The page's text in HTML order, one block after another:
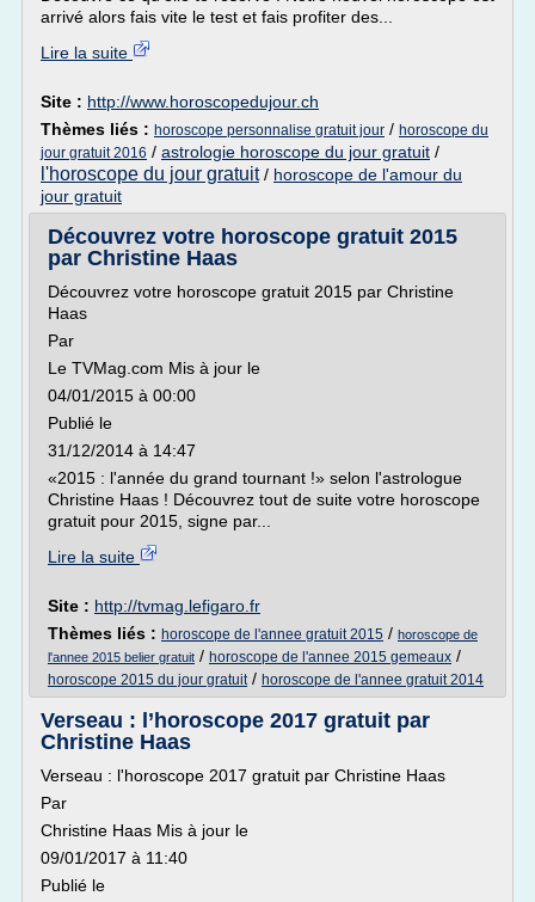
arrivé alors fais vite le test et fais profiter des...
Lire la suite
Site : http://www.horoscopedujour.ch
Thèmes liés : horoscope personnalise gratuit jour / horoscope du
jour gratuit 2016 / astrologie horoscope du jour gratuit /
l'horoscope du jour gratuit/ horoscope de l'amour du
jour gratuit
Découvrez votre horoscope gratuit 2015
par Christine Haas
Découvrez votre horoscope gratuit 2015 par Christine
Haas
Par
Le TVMag.com Mis à jour le
04/01/2015 à 00:00
Publié le
31/12/2014 à 14:47
«2015 : l'année du grand tournant !» selon l'astrologue
Christine Haas ! Découvrez tout de suite votre horoscope
gratuit pour 2015, signe par...
Lire la suite
Site : http://tvmag.lefigaro.fr
Thèmes liés : horoscope de l'annee gratuit 2015 / horoscope de
l'annee 2015 belier gratuit / horoscope de l'annee 2015 gemeaux /
horoscope 2015 du jour gratuit/ horoscope de l'annee gratuit 2014
Verseau : l’horoscope 2017 gratuit par
Christine Haas
Verseau : l'horoscope 2017 gratuit par Christine Haas
Par
Christine Haas Mis à jour le
09/01/2017 à 11:40
Publié le